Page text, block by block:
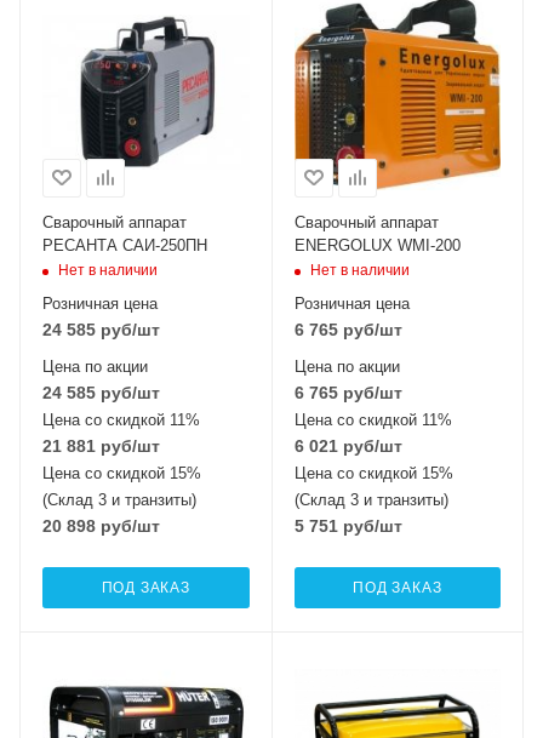
Сварочный аппарат
РЕСАНТА САИ-250ПН
Нет в наличии
Розничная цена
24 585 руб/шт
Цена по акции
24 585 руб/шт
Цена со скидкой 11%
21 881 руб/шт
Цена со скидкой 15%
(Склад 3 и транзиты)
20 898 руб/шт
ПОД ЗАКАЗ
Сварочный аппарат
ENERGOLUX WMI-200
Нет в наличии
Розничная цена
6 765руб/шт
Цена по акции
6 765руб/шт
Цена со скидкой 11%
6 021руб/шт
Цена со скидкой 15%
(Склад 3 и транзиты)
5 751руб/шт
ПОД ЗАКАЗ